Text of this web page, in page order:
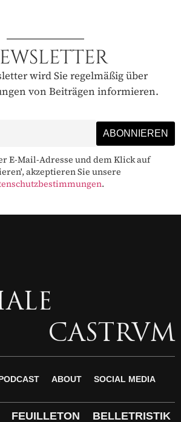
wird Sie regelmäßig über
von Beiträgen informieren.
E-Mail-Adresse und dem Klick auf
akzeptieren Sie unsere
.
CASTRVM
ABOUT SOCIAL MEDIA
FEUILLETON BELLETRISTIK